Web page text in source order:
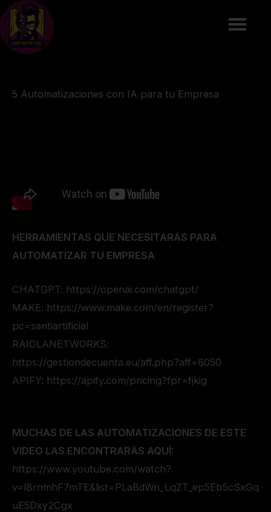
Ir
contenido
5 Automatizaciones con IA para tu Empresa
HERRAMIENTAS QUE NECESITARÁS PARA
AUTOMATIZAR TU EMPRESA
CHATGPT: https://openai.com/chatgpt/
MAKE: https://www.make.com/en/register?
pc=santiartificial
RAIOLANETWORKS:
https://gestiondecuenta.eu/aff.php?aff=6050
APIFY: https://apify.com/pricing?fpr=fjkig
MUCHAS DE LAS AUTOMATIZACIONES DE ESTE
VIDEO LAS ENCONTRARÁS AQUÍ:
https://www.youtube.com/watch?
v=lBrnmhF7mTE&list=PLaBdWn_LqZT_ep5Eb5cSxGq
uE5Dxy2Cgx